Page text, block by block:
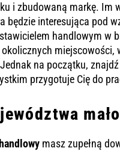
i zbudowaną markę. Im
będzie interesująca pod
handlowym w
na początku,
przygotuje Cię do
masz zupełną